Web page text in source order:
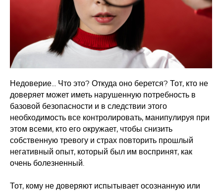
Недоверие... Что это? Откуда оно берется? Тот, кто не
доверяет может иметь нарушенную потребность в
базовой безопасности и в следствии этого
необходимость все контролировать, манипулируя при
этом всеми, кто его окружает, чтобы снизить
собственную тревогу и страх повторить прошлый
негативный опыт, который был им воспринят, как
очень болезненный.
Тот, кому не доверяют испытывает осознанную или